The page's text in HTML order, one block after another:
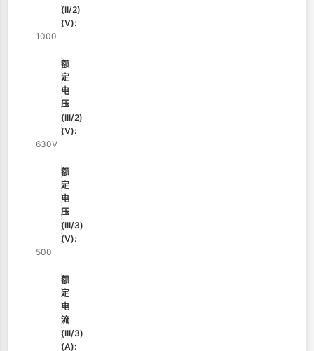
(II/2)
(V):
1000
额
定
电
压
(III/2)
(V):
630V
额
定
电
压
(III/3)
(V):
500
额
定
电
流
(III/3)
(A):